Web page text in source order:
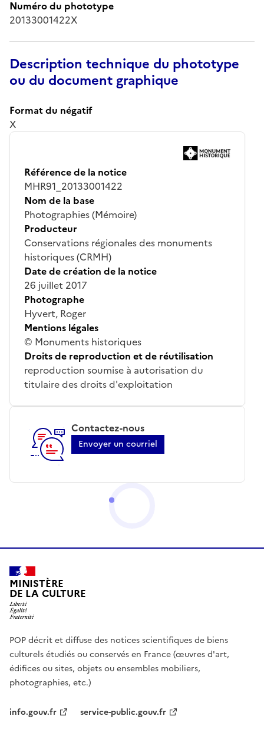
Numéro du phototype
20133001422X
Description technique du phototype
ou du document graphique
Format du négatif
X
Référence de la notice
MHR91_20133001422
Nom de la base
Photographies (Mémoire)
Producteur
Conservations régionales des monuments
historiques (CRMH)
Date de création de la notice
26 juillet 2017
Photographe
Hyvert, Roger
Mentions légales
© Monuments historiques
Droits de reproduction et de réutilisation
reproduction soumise à autorisation du
titulaire des droits d'exploitation
Contactez-nous
Envoyer un courriel
MINISTÈRE
DE LA CULTURE
POP décrit et diffuse des notices scientifiques de biens
culturels étudiés ou conservés en France (œuvres d'art,
édifices ou sites, objets ou ensembles mobiliers,
photographies, etc.)
info.gouv.fr service-public.gouv.fr